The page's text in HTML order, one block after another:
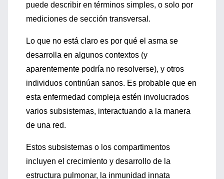
puede describir en términos simples, o solo por
mediciones de sección transversal.
Lo que no está claro es por qué el asma se
desarrolla en algunos contextos (y
aparentemente podría no resolverse), y otros
individuos continúan sanos. Es probable que en
esta enfermedad compleja estén involucrados
varios subsistemas, interactuando a la manera
de una red.
Estos subsistemas o los compartimentos
incluyen el crecimiento y desarrollo de la
estructura pulmonar, la inmunidad innata